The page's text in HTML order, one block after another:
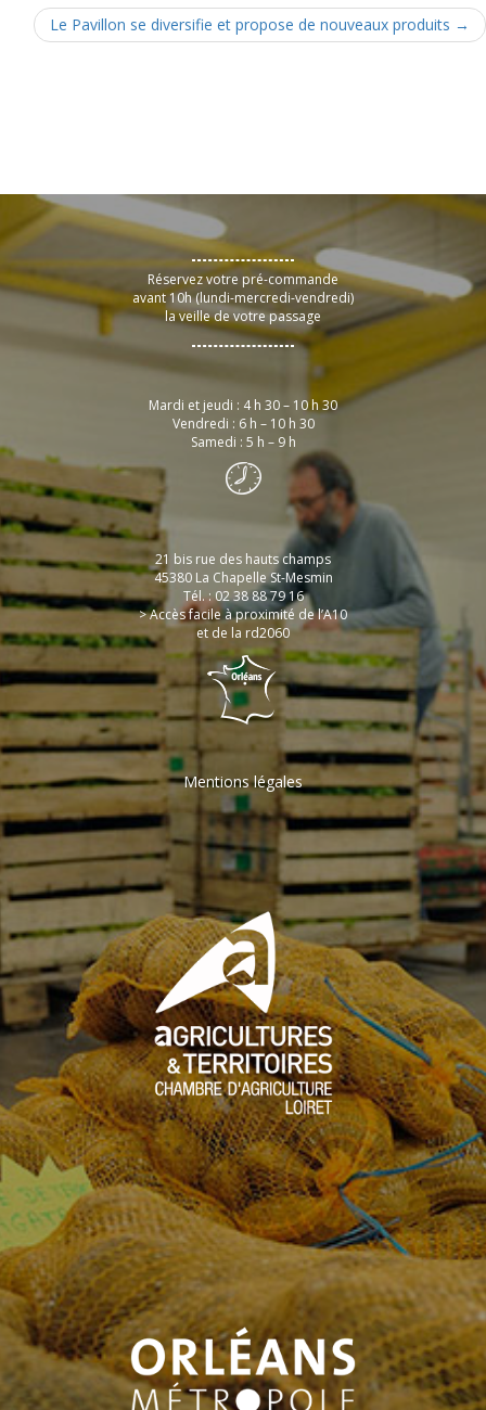
Le Pavillon se diversifie et propose de nouveaux produits →
Réservez votre pré-commande
avant 10h (lundi-mercredi-vendredi)
la veille de votre passage
Mardi et jeudi : 4 h 30 – 10 h 30
Vendredi : 6 h – 10 h 30
Samedi : 5 h – 9 h
21 bis rue des hauts champs
45380 La Chapelle St-Mesmin
Tél. : 02 38 88 79 16
> Accès facile à proximité de l’A10
et de la rd2060
Mentions légales